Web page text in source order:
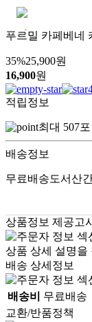
푸르밀 카페베네
35%25,900원
16,900원
적립정보
최대 507
배송정보
무료배송도서산
상품정보 제공고시
상품 상세 설명을
배송 상세정보
배송비
무료배송
교환/반품정책